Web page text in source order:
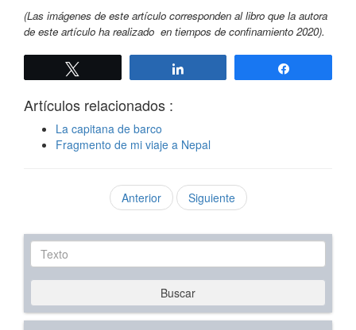
(Las imágenes de este artículo corresponden al libro que la autora
de este artículo ha realizado en tiempos de confinamiento 2020).
Artículos relacionados :
La capitana de barco
Fragmento de mi viaje a Nepal
Anterior Siguiente
Texto
Buscar